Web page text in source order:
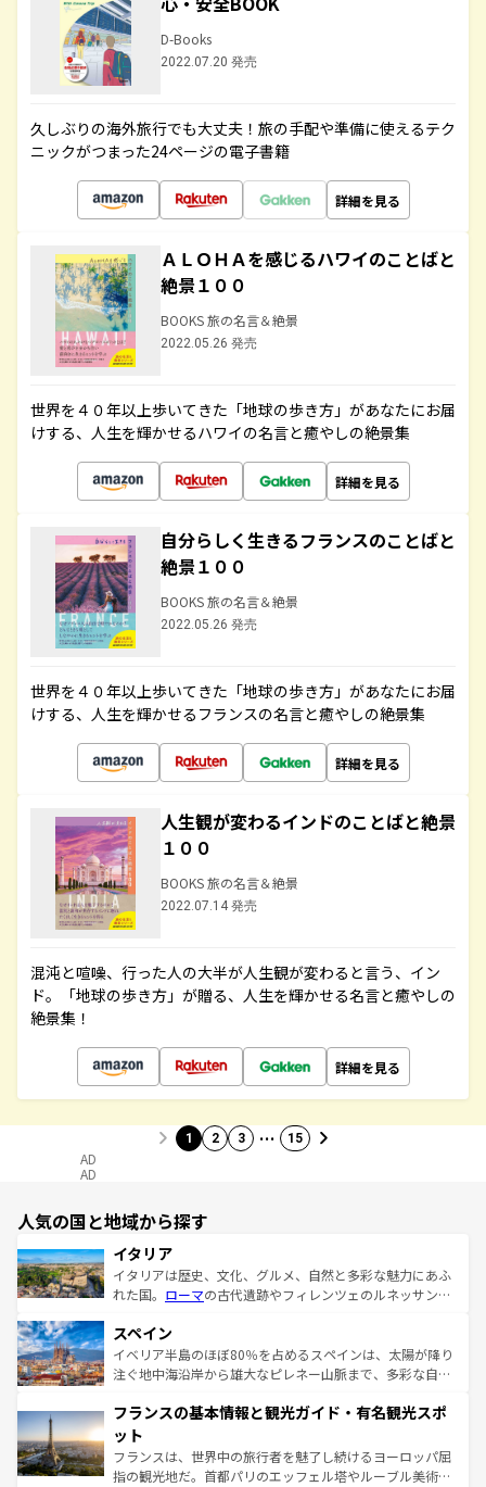
D-Books
2022.07.20 発売
久しぶりの海外旅行でも大丈夫！旅の手配や準備に使えるテク
ニックがつまった24ページの電子書籍
詳細を見る
ＡＬＯＨＡを感じるハワイのことばと
絶景１００
BOOKS 旅の名言＆絶景
2022.05.26 発売
世界を４０年以上歩いてきた「地球の歩き方」があなたにお届
けする、人生を輝かせるハワイの名言と癒やしの絶景集
詳細を見る
自分らしく生きるフランスのことばと
絶景１００
BOOKS 旅の名言＆絶景
2022.05.26 発売
世界を４０年以上歩いてきた「地球の歩き方」があなたにお届
けする、人生を輝かせるフランスの名言と癒やしの絶景集
詳細を見る
人生観が変わるインドのことばと絶景
１００
BOOKS 旅の名言＆絶景
2022.07.14 発売
混沌と喧噪、行った人の大半が人生観が変わると言う、イン
ド。「地球の歩き方」が贈る、人生を輝かせる名言と癒やしの
絶景集！
詳細を見る
1 2 3 … 15
AD
AD
人気の国と地域から探す
イタリア
イタリアは歴史、文化、グルメ、自然と多彩な魅力にあふ
れた国。 ローマの古代遺跡やフィレンツェのルネッサンス
ろん、トスカーナの美しい田園風景やアマルフィ海岸の絶
景など、自然景観も見逃せない。観光の合間には、本場の
ピザやパスタなど、絶品のイタリア料理を堪能することも
ませてくれるイタリアで、忘れられない旅をしてみよう！
なお、新着のイタリア情報は
しい。
スペイン
イベリア半島のほぼ80％を占めるスペインは、太陽が降り
注ぐ地中海沿岸から雄大なピレネー山脈まで、多彩な自然
文化が根付くこの国では、情熱的なフラメンコ、熱気あふ
れる闘牛、そして美味しいタパスが生活の一部となってい
る。首都マドリードの洗練された雰囲気や、バルセロナの
アートに溢れた街角から、地方では古代ローマ遺跡や中世
フランスの基本情報と観光ガイド・有名観光スポ
ット
フランスは、世界中の旅行者を魅了し続けるヨーロッパ屈
指の観光地だ。首都パリのエッフェル塔やルーブル美術館